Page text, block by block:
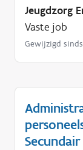
Jeugdzorg
Vaste job
Gewijzigd